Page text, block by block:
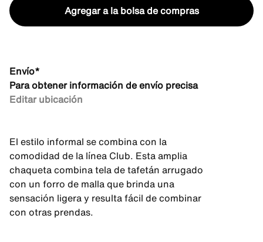
Agregar a la bolsa de compras
Envío*
Para obtener información de envío precisa
Editar ubicación
El estilo informal se combina con la
comodidad de la línea Club. Esta amplia
chaqueta combina tela de tafetán arrugado
con un forro de malla que brinda una
sensación ligera y resulta fácil de combinar
con otras prendas.